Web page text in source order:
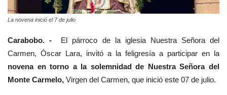
La novena inició el 7 de julio
Carabobo. -
El párroco de la iglesia Nuestra Señora del
Carmen, Óscar Lara, invitó a la feligresía a participar en la
novena en torno a la solemnidad de Nuestra Señora del
Monte Carmelo, Virgen del Carmen, que inició este 07 de julio.